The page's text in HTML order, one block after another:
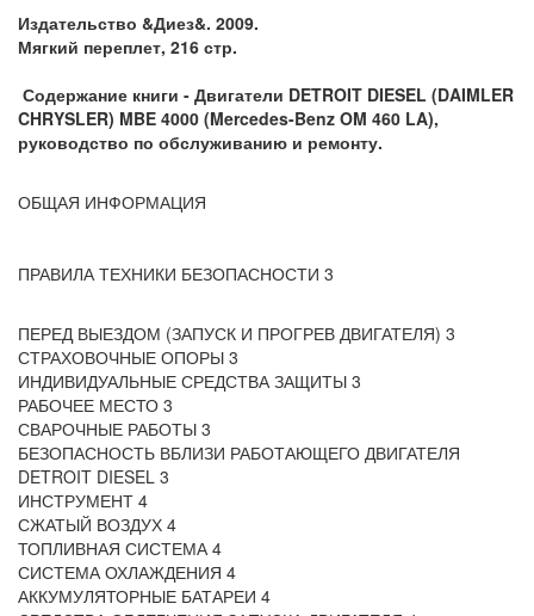
Издательство &Диез&. 2009.
Мягкий переплет, 216 стр.
Содержание книги - Двигатели DETROIT DIESEL (DAIMLER
CHRYSLER) MBE 4000 (Mercedes-Benz OM 460 LA),
руководство по обслуживанию и ремонту.
ОБЩАЯ ИНФОРМАЦИЯ
ПРАВИЛА ТЕХНИКИ БЕЗОПАСНОСТИ 3
ПЕРЕД ВЫЕЗДОМ (ЗАПУСК И ПРОГРЕВ ДВИГАТЕЛЯ) 3
СТРАХОВОЧНЫЕ ОПОРЫ 3
ИНДИВИДУАЛЬНЫЕ СРЕДСТВА ЗАЩИТЫ 3
РАБОЧЕЕ МЕСТО 3
СВАРОЧНЫЕ РАБОТЫ 3
БЕЗОПАСНОСТЬ ВБЛИЗИ РАБОТАЮЩЕГО ДВИГАТЕЛЯ
DETROIT DIESEL 3
ИНСТРУМЕНТ 4
СЖАТЫЙ ВОЗДУХ 4
ТОПЛИВНАЯ СИСТЕМА 4
СИСТЕМА ОХЛАЖДЕНИЯ 4
АККУМУЛЯТОРНЫЕ БАТАРЕИ 4